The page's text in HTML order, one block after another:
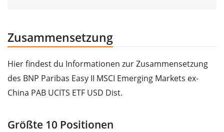
Zusammensetzung
Hier findest du Informationen zur Zusammensetzung
des BNP Paribas Easy II MSCI Emerging Markets ex-
China PAB UCITS ETF USD Dist.
Größte 10 Positionen